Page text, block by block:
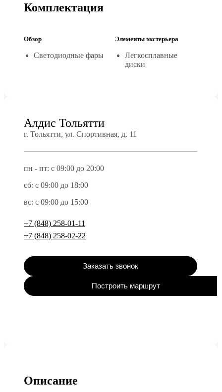
Комплектация
Обзор
Светодиодные фары
Элементы экстерьера
Легкосплавные
диски
Алдис Тольятти
г. Тольятти, ул. Спортивная, д. 11
пн - пт: с 09:00 до 20:00
сб: с 09:00 до 18:00
вс: с 09:00 до 15:00
+7 (848) 258-01-11
+7 (848) 258-02-22
Заказать звонок
Построить маршрут
Описание